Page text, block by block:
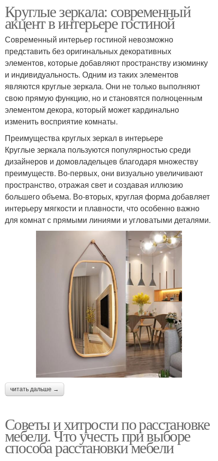
Круглые зеркала: современный
акцент в интерьере гостиной
Современный интерьер гостиной невозможно
представить без оригинальных декоративных
элементов, которые добавляют пространству изюминку
и индивидуальность. Одним из таких элементов
являются круглые зеркала. Они не только выполняют
свою прямую функцию, но и становятся полноценным
элементом декора, который может кардинально
изменить восприятие комнаты.
Преимущества круглых зеркал в интерьере
Круглые зеркала пользуются популярностью среди
дизайнеров и домовладельцев благодаря множеству
преимуществ. Во-первых, они визуально увеличивают
пространство, отражая свет и создавая иллюзию
большего объема. Во-вторых, круглая форма добавляет
интерьеру мягкости и плавности, что особенно важно
для комнат с прямыми линиями и угловатыми деталями.
читать дальше →
Советы и хитрости по расстановке
мебели. Что учесть при выборе
способа расстановки мебели